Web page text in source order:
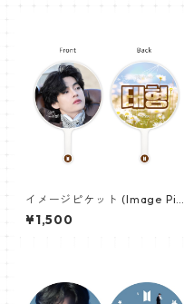
イメージピケット (Image Pic
ket) うちわ - ヴィ (V_14)
¥1,500